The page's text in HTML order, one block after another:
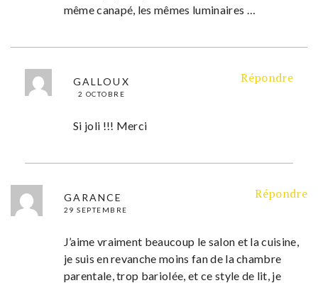
même canapé, les mêmes luminaires …
GALLOUX
2 OCTOBRE
Répondre
Si joli !!! Merci
GARANCE
29 SEPTEMBRE
Répondre
J’aime vraiment beaucoup le salon et la cuisine,
je suis en revanche moins fan de la chambre
parentale, trop bariolée, et ce style de lit, je